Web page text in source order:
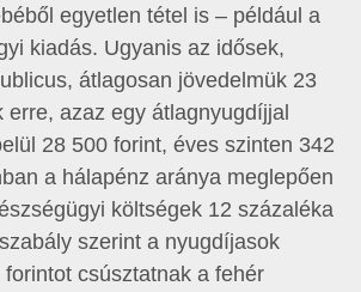
egyetlen tétel is – például a
kiadás. Ugyanis az idősek,
átlagosan jövedelmük 23
erre, azaz egy átlagnyugdíjjal
28 500 forint, éves szinten 342
a hálapénz aránya meglepően
költségek 12 százaléka
szerint a nyugdíjasok
csúsztatnak a fehér